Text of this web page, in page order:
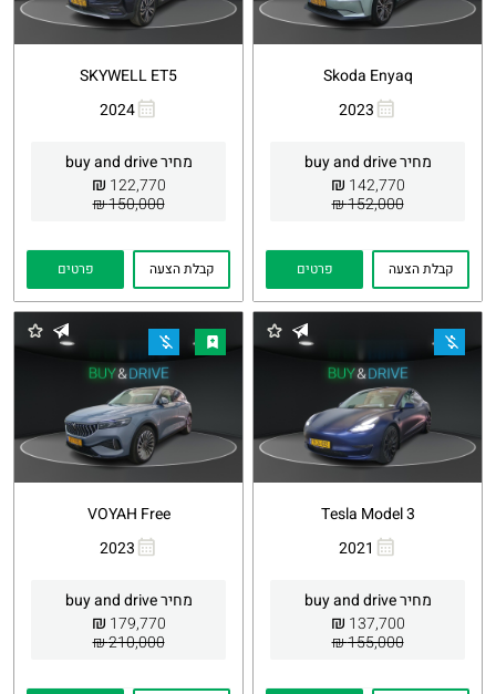
Skoda Enyaq
2023
מחיר buy and drive
142,770
₪
152,000 ₪
Whatsapp
קבלת הצעה פרטים
SKYWELL ET5
2024
מחיר buy and drive
122,770
₪
150,000 ₪
Whatsapp
קבלת הצעה פרטים
Tesla Model 3
2021
מחיר buy and drive
137,700
₪
155,000 ₪
Whatsapp
VOYAH Free
2023
מחיר buy and drive
179,770
₪
210,000 ₪
Whatsapp